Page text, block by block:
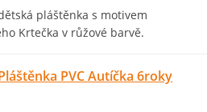
pláštěnka s motivem
Krtečka v růžové barvě.
PVC Autíčka 6roky